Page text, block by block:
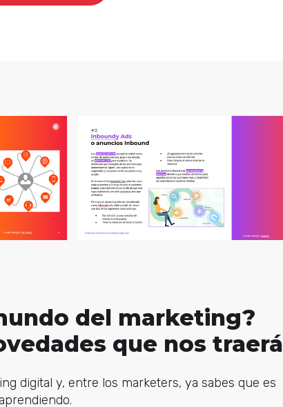
del marketing?
que nos traerá
digital y, entre los marketers, ya sabes que es